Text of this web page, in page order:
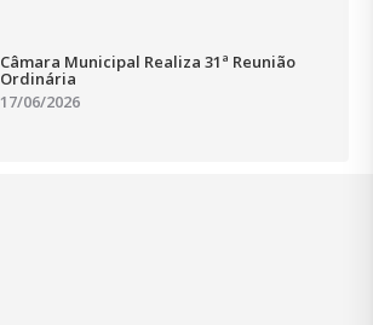
Câmara Municipal Realiza 31ª Reunião
Ordinária
17/06/2026